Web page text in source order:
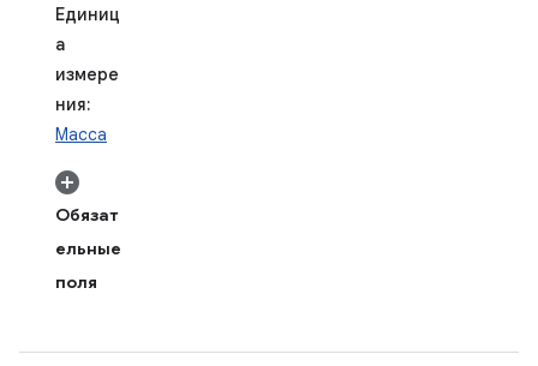
Единиц
а
измере
ния:
Масса
Обязат
ельные
поля